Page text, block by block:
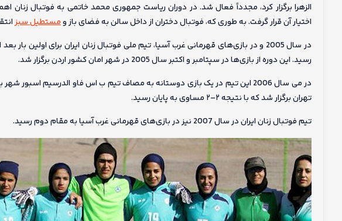
الزهرا برگزار کرد، مجدداً فعال شد. در دوران ریاست جمهوری محمد خاتمی به فوتبال
اختیار آن قرار گرفت. به طوری که، فوتبال دختران از داخل سالن به فضای باز ومستطیل سبز
در سال 2005 و در بازی‌های قهرمانی غرب آسیا، تیم ملی فوتبال زنان ایران برای اولین
رسید. این دوره از بازی‌ها در سپتامبر و اکتبر سال 2005 در شهر امان کشور اردن برگزار شد.
در می سال 2006 این تیم در یک بازی دوستانه به مصاف تیم ب اس فاو الدرسیم اسبور
تهران برگزار شد که با نتیجه ۲–۲ مساوی به پایان رسید.
تیم فوتبال زنان ایران در سال 2007 نیز در بازی‌های قهرمانی غرب آسیا به مقام دوم رسید.